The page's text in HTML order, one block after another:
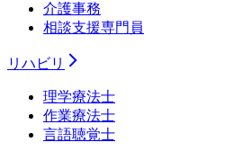
介護事務
相談支援専門員
リハビリ
理学療法士
作業療法士
言語聴覚士